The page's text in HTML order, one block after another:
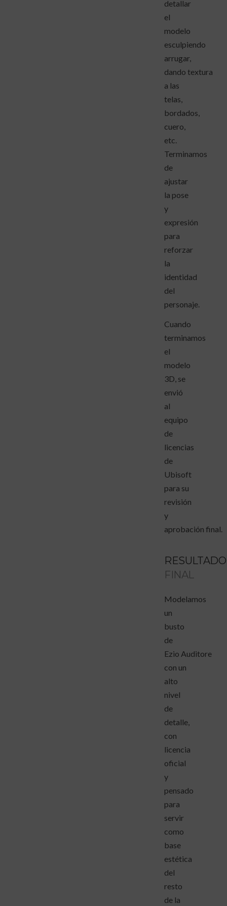
detallar
el
modelo
esculpiendo
arrugar,
dando textura
a las
telas,
bordados,
cuero,
etc.
Terminamos
de
ajustar
la pose
y
expresión
para
reforzar
la
identidad
del
personaje.
Cuando
terminamos
el
modelo
3D, se
envió
al
equipo
de
licencias
de
Ubisoft
para su
revisión
y
aprobación final.
RESULTADO
FINAL
Modelamos
un
busto
de
Ezio Auditore
con un
alto
nivel
de
detalle,
con
licencia
oficial
y
pensado
para
servir
como
base
estética
del
resto
de la